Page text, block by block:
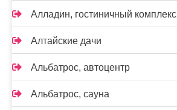
Алладин, гостиничный комплекс
Алтайские дачи
Альбатрос, автоцентр
Альбатрос, сауна